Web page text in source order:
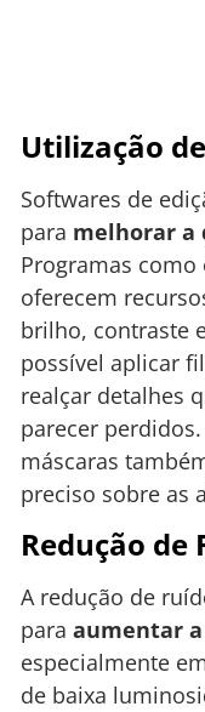
Utilização
Softwares de
para melhorar a
Programas
oferecem
brilho, contraste
possível aplicar
realçar detalhes
parecer
máscaras
preciso sobre as
Redução de
A redução de
para aumentar
especialmente
de baixa